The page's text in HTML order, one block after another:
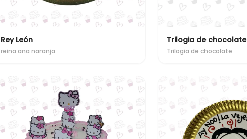
Rey León
reina ana naranja
Trilogia de chocolate
Trilogia de chocolate